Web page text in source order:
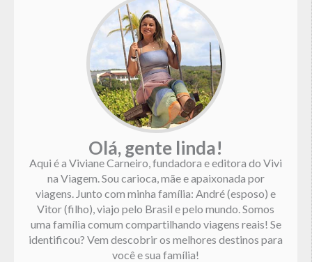
Olá, gente linda!
Aqui é a Viviane Carneiro, fundadora e editora do Vivi
na Viagem. Sou carioca, mãe e apaixonada por
viagens. Junto com minha família: André (esposo) e
Vitor (filho), viajo pelo Brasil e pelo mundo. Somos
uma família comum compartilhando viagens reais! Se
identificou? Vem descobrir os melhores destinos para
você e sua família!